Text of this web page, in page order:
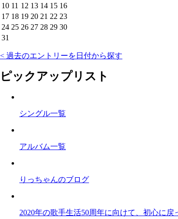
10 11 12 13 14 15 16
17 18 19 20 21 22 23
24 25 26 27 28 29 30
31
< 過去のエントリーを日付から探す
ピックアップリスト
シングル一覧
アルバム一覧
りっちゃんのブログ
2020年の歌手生活50周年に向けて、初心に